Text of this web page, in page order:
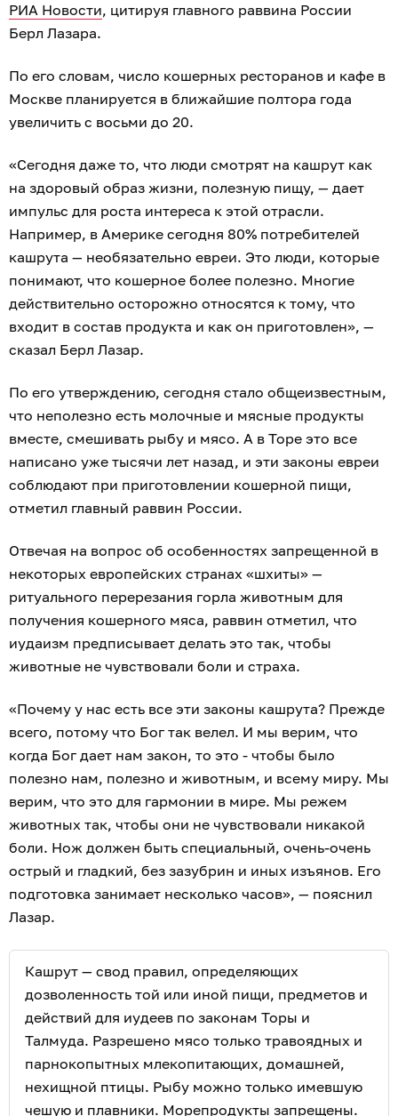
РИА Новости, цитируя главного раввина России
Берл Лазара.
По его словам, число кошерных ресторанов и кафе в
Москве планируется в ближайшие полтора года
увеличить с восьми до 20.
«Сегодня даже то, что люди смотрят на кашрут как
на здоровый образ жизни, полезную пищу, — дает
импульс для роста интереса к этой отрасли.
Например, в Америке сегодня 80% потребителей
кашрута — необязательно евреи. Это люди, которые
понимают, что кошерное более полезно. Многие
действительно осторожно относятся к тому, что
входит в состав продукта и как он приготовлен», —
сказал Берл Лазар.
По его утверждению, сегодня стало общеизвестным,
что неполезно есть молочные и мясные продукты
вместе, смешивать рыбу и мясо. А в Торе это все
написано уже тысячи лет назад, и эти законы евреи
соблюдают при приготовлении кошерной пищи,
отметил главный раввин России.
Отвечая на вопрос об особенностях запрещенной в
некоторых европейских странах «шхиты» —
ритуального перерезания горла животным для
получения кошерного мяса, раввин отметил, что
иудаизм предписывает делать это так, чтобы
животные не чувствовали боли и страха.
«Почему у нас есть все эти законы кашрута? Прежде
всего, потому что Бог так велел. И мы верим, что
когда Бог дает нам закон, то это - чтобы было
полезно нам, полезно и животным, и всему миру. Мы
верим, что это для гармонии в мире. Мы режем
животных так, чтобы они не чувствовали никакой
боли. Нож должен быть специальный, очень-очень
острый и гладкий, без зазубрин и иных изъянов. Его
подготовка занимает несколько часов», — пояснил
Лазар.
Кашрут — свод правил, определяющих
дозволенность той или иной пищи, предметов и
действий для иудеев по законам Торы и
Талмуда. Разрешено мясо только травоядных и
парнокопытных млекопитающих, домашней,
нехищной птицы. Рыбу можно только имевшую
чешую и плавники. Морепродукты запрещены.